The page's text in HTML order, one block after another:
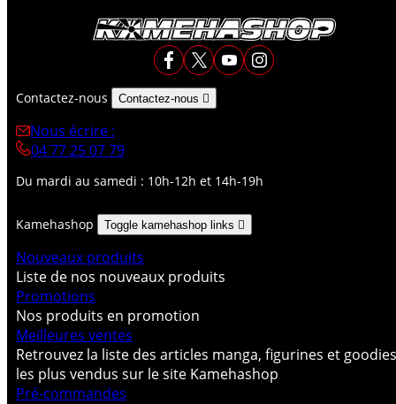
Contactez-nous Contactez-nous 
Nous écrire :
04 77 25 07 79
Du mardi au samedi : 10h-12h et 14h-19h
Kamehashop Toggle kamehashop links 
Nouveaux produits
Liste de nos nouveaux produits
Promotions
Nos produits en promotion
Meilleures ventes
Retrouvez la liste des articles manga, figurines et goodies
les plus vendus sur le site Kamehashop
Pré-commandes